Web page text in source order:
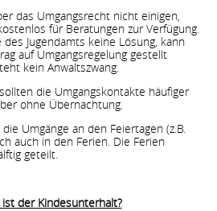
das Umgangsrecht nicht einigen,
für Beratungen zur Verfügung.
Jugendamts keine Lösung, kann
auf Umgangsregelung gestellt
kein Anwaltszwang.
die Umgangskontakte häufiger
ohne Übernachtung.
Umgänge an den Feiertagen (z.B.
auch in den Ferien. Die Ferien
geteilt.
der Kindesunterhalt?